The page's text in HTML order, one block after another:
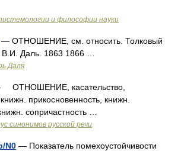
и философии науки
— ОТНОШЕНИЕ, см. относить. Толковый
Даль. 1863 1866 …
Даля
касательство,
прикосновенность, книжн.
сопричастность …
синонимов русской речи
N0 — Показатель помехоустойчивости